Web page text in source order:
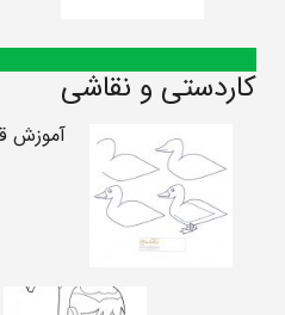
کاردستی و نقاشی
آموزش